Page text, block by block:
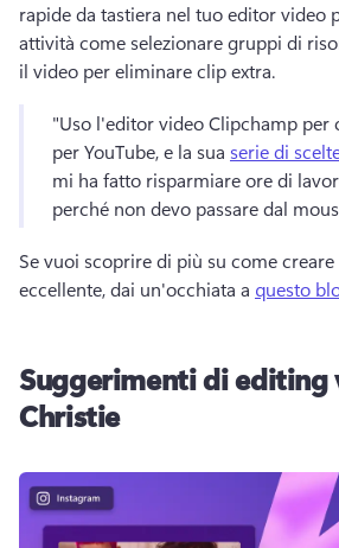
rapide da tastiera nel tuo editor video
attività come selezionare gruppi di
il video per eliminare clip extra.
"Uso l'editor video Clipchamp per
per YouTube, e la sua serie di
mi ha fatto risparmiare ore di
perché non devo passare dal
Se vuoi scoprire di più su come
eccellente, dai un'occhiata a questo
Suggerimenti di editing
Christie